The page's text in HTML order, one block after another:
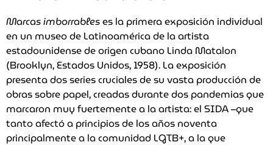
Marcas imborrableses la primera exposición individual
en un museo de Latinoamérica de la artista
estadounidense de origen cubano Linda Matalon
(Brooklyn, Estados Unidos, 1958). La exposición
presenta dos series cruciales de su vasta producción de
obras sobre papel, creadas durante dos pandemias que
marcaron muy fuertemente a la artista: el SIDA –que
tanto afectó a principios de los años noventa
principalmente a la comunidad LGTB+, a la que